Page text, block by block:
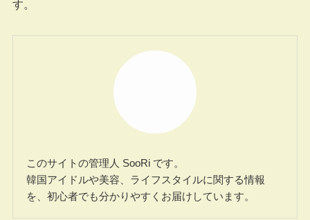
す。
このサイトの管理人 SooRi です。
韓国アイドルや美容、ライフスタイルに関する情報
を、初心者でも分かりやすくお届けしています。